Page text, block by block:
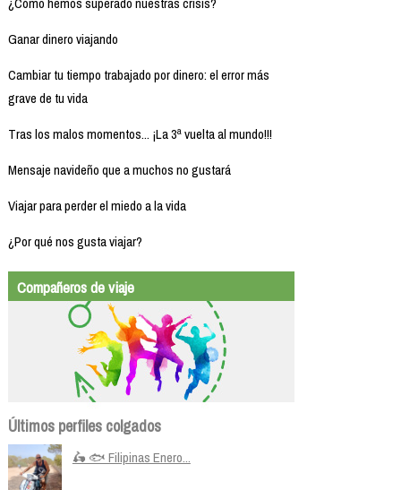
Ganar dinero viajando
Cambiar tu tiempo trabajado por dinero: el error más
grave de tu vida
Tras los malos momentos... ¡La 3ª vuelta al mundo!!!
Mensaje navideño que a muchos no gustará
Viajar para perder el miedo a la vida
¿Por qué nos gusta viajar?
Compañeros de viaje
Últimos perfiles colgados
🛵 🐟 Filipinas Enero...